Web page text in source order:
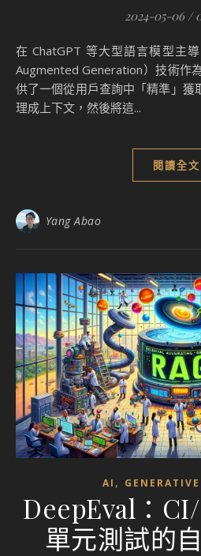
2024-05-06 /
在 ChatGPT 等大型語言模型主導的當代，RAG（Retrieval
Augmented Generation）技術作
供了一個從用戶查詢中「精準」獲
理成上下文，然後將這...
閱讀全文
Yang Abao
AI ,
DeepEval：
單元測試的